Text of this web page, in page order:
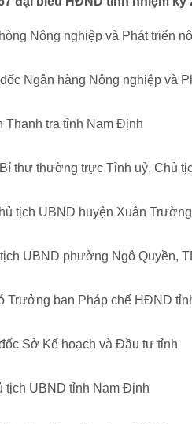
Nông nghiệp và Phát triển
Ngân hàng Nông nghiệp và
Thanh tra tỉnh Nam Định
thư thường trực Tỉnh uỷ, Chủ
tịch UBND huyện Xuân Trường
UBND phường Ngô Quyền,
Trưởng ban Pháp chế HĐND
Sở Kế hoạch và Đầu tư tỉnh
tịch UBND tỉnh Nam Định